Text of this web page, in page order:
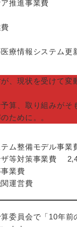
スケア推進
推進事業
医療情報システ
、現状を受けて変
算、取り組みがそ
ために。。
テム整備モデル
ザ等対策事業費
査等事業費
療機関運営費
委員会で「10年前